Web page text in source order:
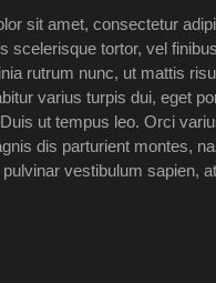
sit amet, consectetur
scelerisque tortor, vel
rutrum nunc, ut mattis
varius turpis dui, eget
ut tempus leo. Orci
dis parturient montes,
vestibulum sapien,